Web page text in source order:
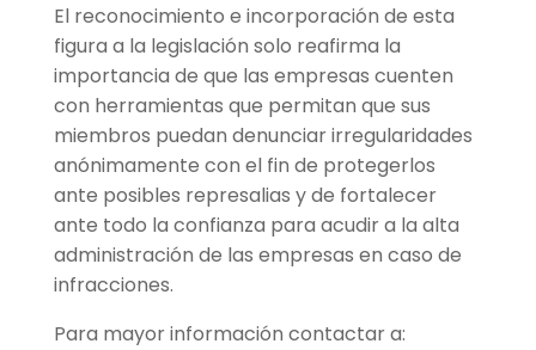
El reconocimiento e incorporación de esta
figura a la legislación solo reafirma la
importancia de que las empresas cuenten
con herramientas que permitan que sus
miembros puedan denunciar irregularidades
anónimamente con el fin de protegerlos
ante posibles represalias y de fortalecer
ante todo la confianza para acudir a la alta
administración de las empresas en caso de
infracciones.
Para mayor información contactar a: